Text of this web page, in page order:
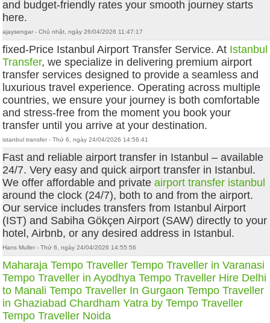
and budget-friendly rates your smooth journey starts
here.
ajaysengar - Chủ nhật, ngày 26/04/2026 11:47:17
fixed-Price Istanbul Airport Transfer Service. At Istanbul
Transfer, we specialize in delivering premium airport
transfer services designed to provide a seamless and
luxurious travel experience. Operating across multiple
countries, we ensure your journey is both comfortable
and stress-free from the moment you book your
transfer until you arrive at your destination.
istanbul transfer - Thứ 6, ngày 24/04/2026 14:56:41
Fast and reliable airport transfer in Istanbul – available
24/7. Very easy and quick airport transfer in Istanbul.
We offer affordable and privateairport transfer istanbul
around the clock (24/7), both to and from the airport.
Our service includes transfers from Istanbul Airport
(IST) and Sabiha Gökçen Airport (SAW) directly to your
hotel, Airbnb, or any desired address in Istanbul.
Hans Muller - Thứ 6, ngày 24/04/2026 14:55:56
Maharaja Tempo Traveller Tempo Traveller in Varanasi
Tempo Traveller in Ayodhya Tempo Traveller Hire Delhi
to Manali Tempo Traveller In Gurgaon Tempo Traveller
in Ghaziabad Chardham Yatra by Tempo Traveller
Tempo Traveller Noida